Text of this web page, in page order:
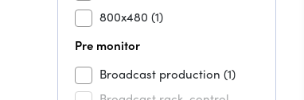
800x480 (1)
Pre monitor
Broadcast production (1)